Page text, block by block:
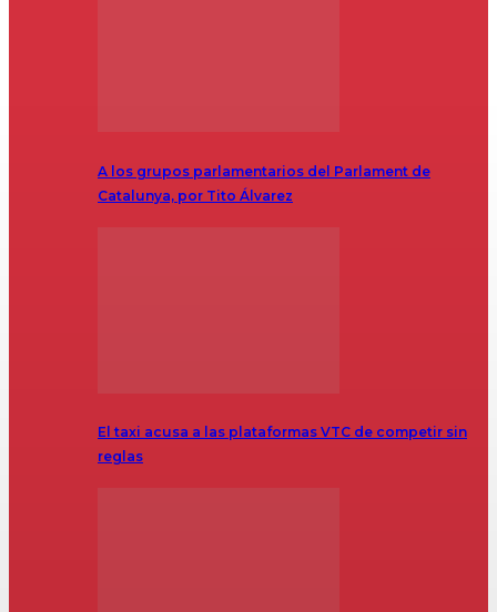
A los grupos parlamentarios del Parlament de
Catalunya, por Tito Álvarez
El taxi acusa a las plataformas VTC de competir sin
reglas